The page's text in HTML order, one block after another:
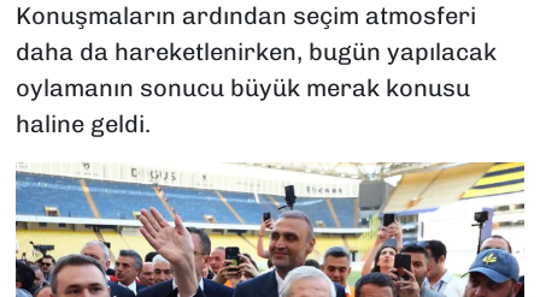
Konuşmaların ardından seçim atmosferi
daha da hareketlenirken, bugün yapılacak
oylamanın sonucu büyük merak konusu
haline geldi.